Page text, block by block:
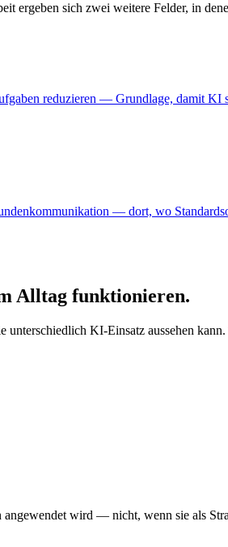
ergeben sich zwei weitere Felder, in
reduzieren — Grundlage, damit KI
— dort, wo
Alltag funktionieren.
KI-Einsatz aussehen
wird — nicht, wenn sie als